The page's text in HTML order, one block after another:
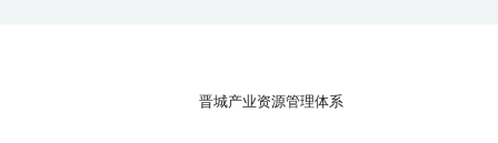
晋城产业资源管理体系